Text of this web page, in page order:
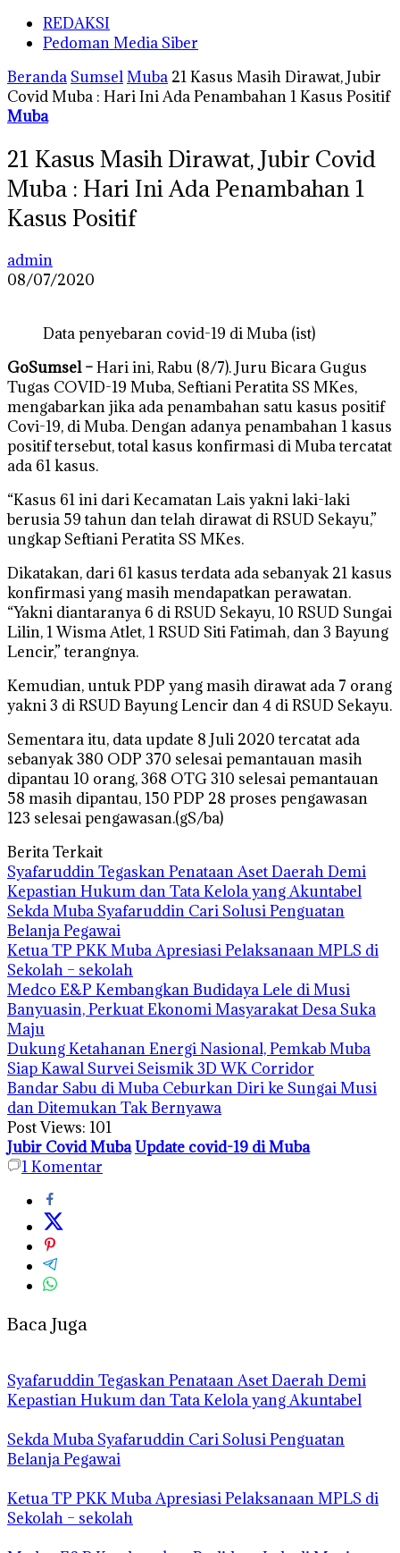
REDAKSI
Pedoman Media Siber
Beranda SumselMuba 21 Kasus Masih Dirawat, Jubir
Covid Muba : Hari Ini Ada Penambahan 1 Kasus Positif
Muba
21 Kasus Masih Dirawat, Jubir Covid
Muba : Hari Ini Ada Penambahan 1
Kasus Positif
admin
08/07/2020
Data penyebaran covid-19 di Muba (ist)
GoSumsel –Hari ini, Rabu (8/7). Juru Bicara Gugus
Tugas COVID-19 Muba, Seftiani Peratita SS MKes,
mengabarkan jika ada penambahan satu kasus positif
Covi-19, di Muba. Dengan adanya penambahan 1 kasus
positif tersebut, total kasus konfirmasi di Muba tercatat
ada 61 kasus.
“Kasus 61 ini dari Kecamatan Lais yakni laki-laki
berusia 59 tahun dan telah dirawat di RSUD Sekayu,”
ungkap Seftiani Peratita SS MKes.
Dikatakan, dari 61 kasus terdata ada sebanyak 21 kasus
konfirmasi yang masih mendapatkan perawatan.
“Yakni diantaranya 6 di RSUD Sekayu, 10 RSUD Sungai
Lilin, 1 Wisma Atlet, 1 RSUD Siti Fatimah, dan 3 Bayung
Lencir,” terangnya.
Kemudian, untuk PDP yang masih dirawat ada 7 orang
yakni 3 di RSUD Bayung Lencir dan 4 di RSUD Sekayu.
Sementara itu, data update 8 Juli 2020 tercatat ada
sebanyak 380 ODP 370 selesai pemantauan masih
dipantau 10 orang, 368 OTG 310 selesai pemantauan
58 masih dipantau, 150 PDP 28 proses pengawasan
123 selesai pengawasan.(gS/ba)
Berita Terkait
Syafaruddin Tegaskan Penataan Aset Daerah Demi
Kepastian Hukum dan Tata Kelola yang Akuntabel
Sekda Muba Syafaruddin Cari Solusi Penguatan
Belanja Pegawai
Ketua TP PKK Muba Apresiasi Pelaksanaan MPLS di
Sekolah – sekolah
Medco E&P Kembangkan Budidaya Lele di Musi
Banyuasin, Perkuat Ekonomi Masyarakat Desa Suka
Maju
Dukung Ketahanan Energi Nasional, Pemkab Muba
Siap Kawal Survei Seismik 3D WK Corridor
Bandar Sabu di Muba Ceburkan Diri ke Sungai Musi
dan Ditemukan Tak Bernyawa
Post Views: 101
Jubir Covid MubaUpdate covid-19 di Muba
1Komentar
Baca Juga
Syafaruddin Tegaskan Penataan Aset Daerah Demi
Kepastian Hukum dan Tata Kelola yang Akuntabel
Sekda Muba Syafaruddin Cari Solusi Penguatan
Belanja Pegawai
Ketua TP PKK Muba Apresiasi Pelaksanaan MPLS di
Sekolah – sekolah